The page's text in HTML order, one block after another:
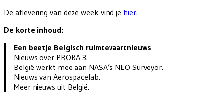
De aflevering van deze week vind je hier.
De korte inhoud:
Een beetje Belgisch ruimtevaartnieuws
Nieuws over PROBA 3.
België werkt mee aan NASA’s NEO Surveyor.
Nieuws van Aerospacelab.
Meer nieuws uit België.